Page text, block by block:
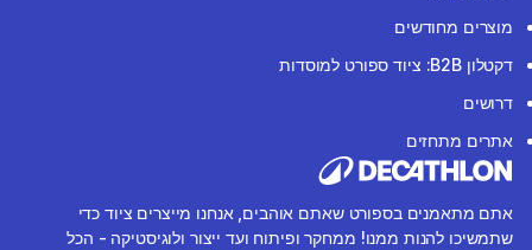
מוצרים מחודשים
דקטלון B2B: ציוד ספורט למוסדות
דרושים
אתרים מתחזים
אתם מתאמנים בספורט שאתם אוהבים, אנחנו מייצרים ציוד כדי
שתמשיכו להנות ממנו! ממחקר ופיתוח ועד ייצור ולוגיסטיקה - הכל